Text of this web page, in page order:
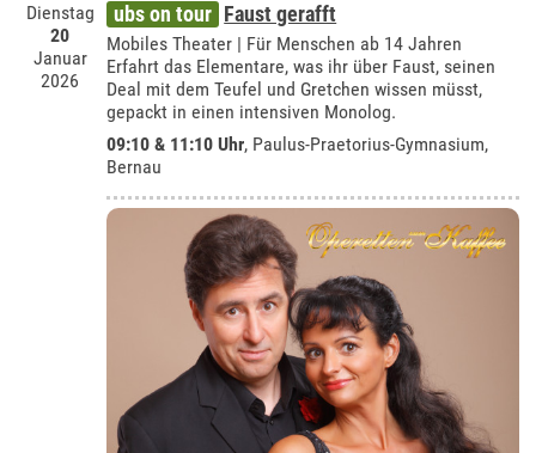
Dienstag
20
Januar
2026
ubs on tour Faust gerafft
Mobiles Theater | Für Menschen ab 14 Jahren
Erfahrt das Elementare, was ihr über Faust, seinen
Deal mit dem Teufel und Gretchen wissen müsst,
gepackt in einen intensiven Monolog.
09:10 & 11:10 Uhr, Paulus-Praetorius-Gymnasium,
Bernau